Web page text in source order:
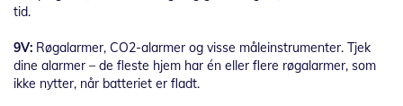
tid.
9V: Røgalarmer, CO2-alarmer og visse måleinstrumenter. Tjek
dine alarmer – de fleste hjem har én eller flere røgalarmer, som
ikke nytter, når batteriet er fladt.